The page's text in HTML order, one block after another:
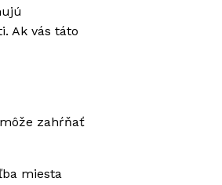
Ak vás táto
zahŕňať
miesta